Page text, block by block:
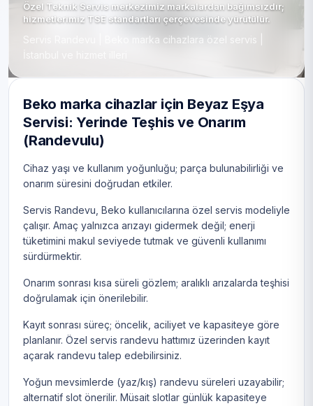
Özel Teknik Servis merkezimiz markalardan bağımsızdır;
hizmetlerimiz TSE standartları çerçevesinde yürütülür.
Servis Randevu | Beko marka cihazlara özel servis |
Beko marka cihazlar için Beyaz Eşya
Servisi: Yerinde Teşhis ve Onarım
(Randevulu)
Cihaz yaşı ve kullanım yoğunluğu; parça bulunabilirliği ve
onarım süresini doğrudan etkiler.
Servis Randevu, Beko kullanıcılarına özel servis modeliyle
çalışır. Amaç yalnızca arızayı gidermek değil; enerji
tüketimini makul seviyede tutmak ve güvenli kullanımı
sürdürmektir.
Onarım sonrası kısa süreli gözlem; aralıklı arızalarda teşhisi
doğrulamak için önerilebilir.
Kayıt sonrası süreç; öncelik, aciliyet ve kapasiteye göre
planlanır. Özel servis randevu hattımız üzerinden kayıt
açarak randevu talep edebilirsiniz.
Yoğun mevsimlerde (yaz/kış) randevu süreleri uzayabilir;
alternatif slot önerilir. Müsait slotlar günlük kapasiteye